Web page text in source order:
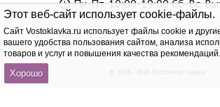
Этот веб-сайт использует cookie-файлы.
Cайт Vostoklavka.ru использует файлы cookie и другие
вашего удобства пользования сайтом, анализа
товаров и услуг и повышения качества рекомендаций.
Хорошо
Пн-Пт. 10:00-19:00 Сб-Вс.
ООО «Юнит Групп», ОГРН